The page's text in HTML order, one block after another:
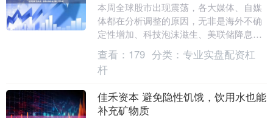
本周全球股市出现震荡，各大媒体、自媒
体都在分析调整的原因，无非是海外不确
定性增加、科技泡沫滋生、美联储降息放
缓、基金漂移风格回归等，但在我们看
来，一切都是借口而....
查看： 179 分类： 专业实盘配资杠
杆
佳禾资本 避免隐性饥饿，饮用水也能
补充矿物质